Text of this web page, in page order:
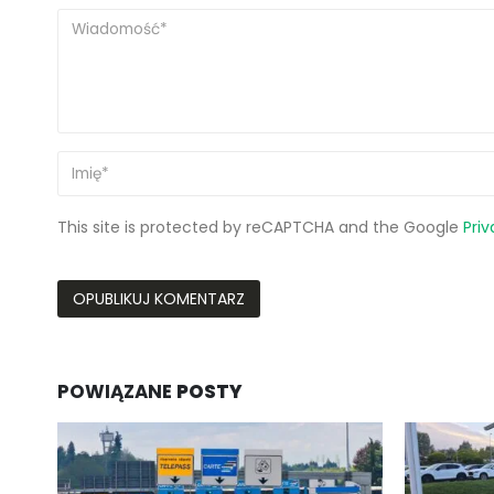
This site is protected by reCAPTCHA and the Google
POWIĄZANE POSTY